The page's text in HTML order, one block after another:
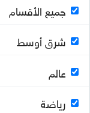
جميع الأقسام
شرق أوسط
عالم
رياضة